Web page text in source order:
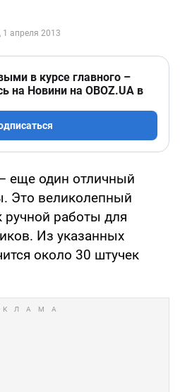
в курсе главного –
на Новини на OBOZ.UA в
еще один отличный
Это великолепный
работы для
Из указанных
около 30 штучек